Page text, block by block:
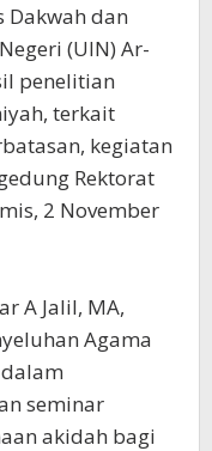
Dakwah dan
(UIN) Ar-
penelitian
terkait
kegiatan
Rektorat
2 November
A Jalil, MA,
Agama
seminar
akidah bagi